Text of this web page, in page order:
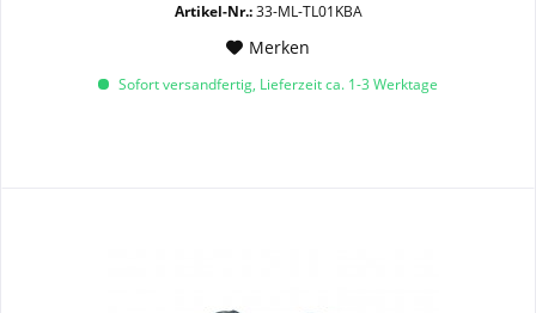
Artikel-Nr.:33-ML-TL01KBA
Merken
Sofort versandfertig, Lieferzeit ca. 1-3 Werktage